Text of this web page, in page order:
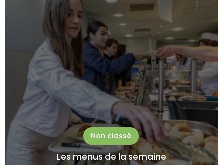
Non classé
Les menus de la semaine